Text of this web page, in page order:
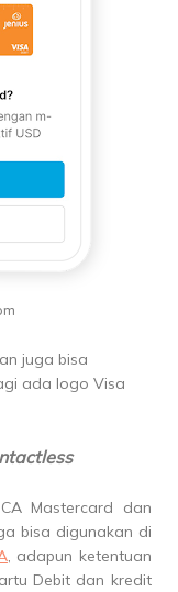
juga bisa
ada logo Visa
Mastercard dan
bisa digunakan di
, adapun ketentuan
Debit dan kredit